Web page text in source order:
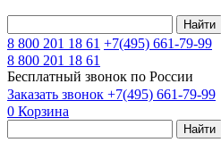
8 800 201 18 61 +7(495) 661-79-99
8 800 201 18 61
Бесплатный звонок по России
Заказать звонок +7(495) 661-79-99
0 Корзина